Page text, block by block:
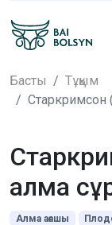
Басты
Тұқым
Старкримсон
алма
Алма ағашы